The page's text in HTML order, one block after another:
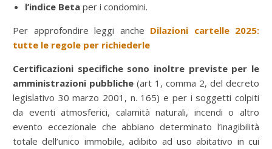
l’indice Beta per i condomini.
Per approfondire leggi anche Dilazioni cartelle 2025:
tutte le regole per richiederle
Certificazioni specifiche sono inoltre previste per le
amministrazioni pubbliche (art 1, comma 2, del decreto
legislativo 30 marzo 2001, n. 165) e per i soggetti colpiti
da eventi atmosferici, calamità naturali, incendi o altro
evento eccezionale che abbiano determinato l’inagibilità
totale dell’unico immobile, adibito ad uso abitativo in cui